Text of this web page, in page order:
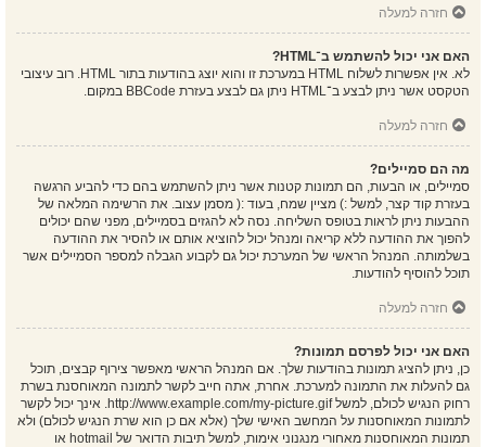
חזרה למעלה
האם אני יכול להשתמש ב־HTML?
לא. אין אפשרות לשלוח HTML במערכת זו והוא יוצג בהודעות בתור HTML. רוב עיצובי
הטקסט אשר ניתן לבצע ב־HTML ניתן גם לבצע בעזרת BBCode במקום.
חזרה למעלה
מה הם סמיילים?
סמיילים, או הבעות, הם תמונות קטנות אשר ניתן להשתמש בהם כדי להביע הרגשה
בעזרת קוד קצר, למשל :) מציין שמח, בעוד :( מסמן עצוב. את הרשימה המלאה של
ההבעות ניתן לראות בטופס השליחה. נסה לא להגזים בסמיילים, מפני שהם יכולים
להפוך את ההודעה ללא קריאה ומנהל יכול להוציא אותם או להסיר את ההודעה
בשלמותה. המנהל הראשי של המערכת יכול גם לקבוע הגבלה למספר הסמיילים אשר
תוכל להוסיף להודעות.
חזרה למעלה
האם אני יכול לפרסם תמונות?
כן, ניתן להציג תמונות בהודעות שלך. אם המנהל הראשי מאפשר צירוף קבצים, תוכל
גם להעלות את התמונה למערכת. אחרת, אתה חייב לקשר לתמונה המאוחסנת בשרת
רחוק הנגיש לכולם, למשל http://www.example.com/my-picture.gif. אינך יכול לקשר
לתמונות המאוחסנות על המחשב האישי שלך (אלא אם כן הוא שרת הנגיש לכולם) ולא
תמונות המאוחסנות מאחורי מנגנוני אימות, למשל תיבות הדואר של hotmail או